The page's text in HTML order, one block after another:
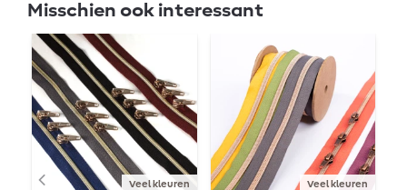
Misschien ook interessant
Veel kleuren Veel kleuren